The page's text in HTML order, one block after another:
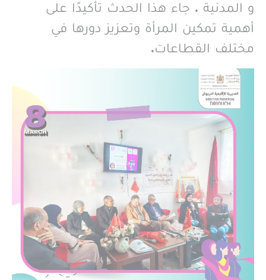
و المدنية . جاء هذا الحدث تأكيدًا على
أهمية تمكين المرأة وتعزيز دورها في
مختلف القطاعات.